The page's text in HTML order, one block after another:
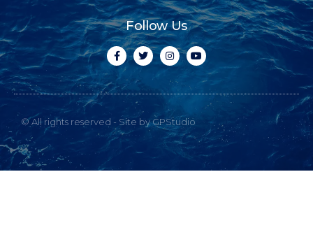
Follow Us
© All rights reserved - Site by GPStudio